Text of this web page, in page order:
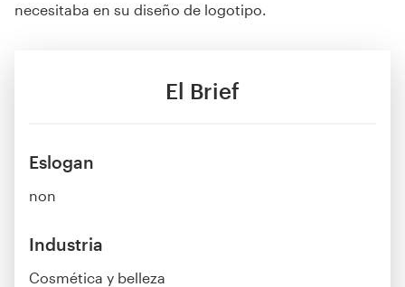
El Brief
Eslogan
non
Industria
Cosmética y belleza
necesitaba en su diseño de logotipo.